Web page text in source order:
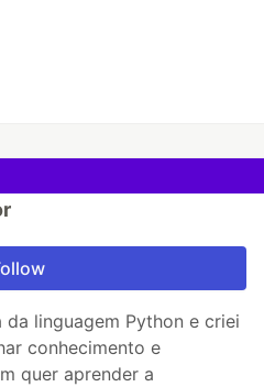
da linguagem Python e criei
conhecimento e
quer aprender a